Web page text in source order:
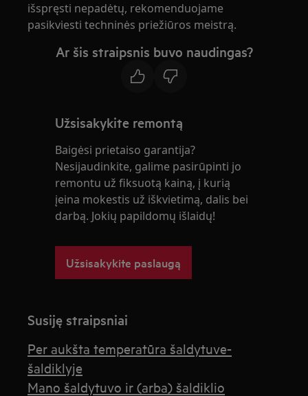
išspręsti nepadėtų, rekomenduojame
pasikviesti techninės priežiūros meistrą.
Ar šis straipsnis buvo naudingas?
Užsisakykite remontą
Baigėsi prietaiso garantija?
Nesijaudinkite, galime pasirūpinti jo
remontu už fiksuotą kainą, į kurią
įeina mokestis už iškvietimą, dalis bei
darbą. Jokių papildomų išlaidų!
Užsisakykite paslaugą
Susiję straipsniai
Per aukšta temperatūra šaldytuve-
šaldiklyje
Mano šaldytuvo ir (arba) šaldiklio